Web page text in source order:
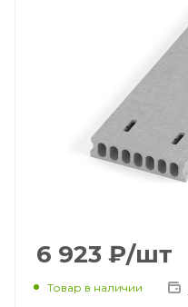
6 923 ₽/шт
Товар в наличии